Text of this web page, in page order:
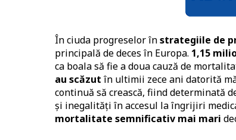
În ciuda progreselor înstrategiile de
principală de deces în Europa. 1,15
ca boala să fie a doua cauză de
au scăzut în ultimii zece ani datorită
continuă să crească, fiind determinată
și inegalități în accesul la îngrijiri
mortalitate semnificativ mai mari